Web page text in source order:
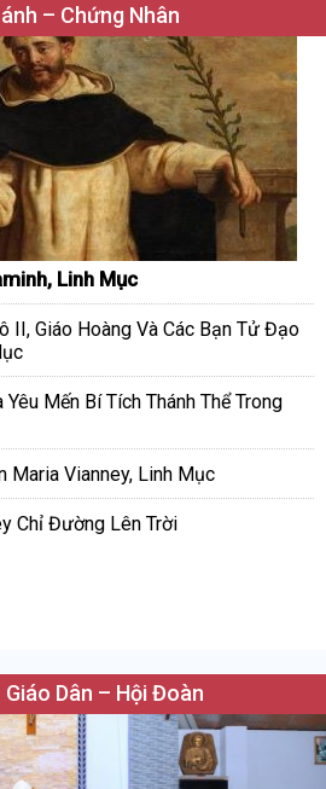
– Chứng Nhân
Linh Mục
II, Giáo Hoàng Và Các Bạn Tử Đạo
Yêu Mến Bí Tích Thánh Thể Trong
Maria Vianney, Linh Mục
Chỉ Đường Lên Trời
Giáo Dân – Hội Đoàn